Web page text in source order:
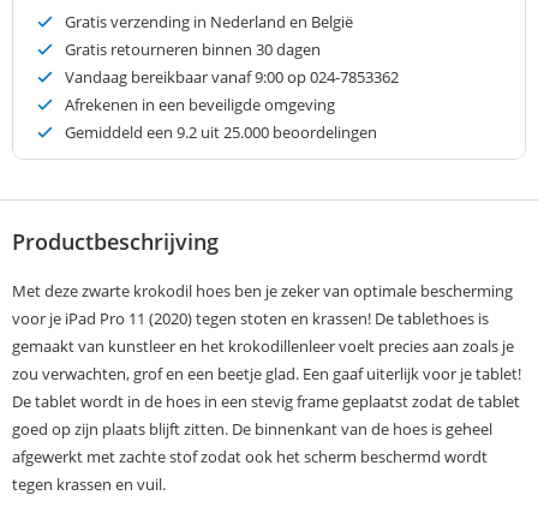
Gratis verzending in Nederland en België
Gratis retourneren binnen 30 dagen
Vandaag bereikbaar vanaf 9:00 op 024-7853362
Afrekenen in een beveiligde omgeving
Gemiddeld een 9.2 uit 25.000 beoordelingen
Productbeschrijving
Met deze zwarte krokodil hoes ben je zeker van optimale bescherming
voor je iPad Pro 11 (2020) tegen stoten en krassen! De tablethoes is
gemaakt van kunstleer en het krokodillenleer voelt precies aan zoals je
zou verwachten, grof en een beetje glad. Een gaaf uiterlijk voor je tablet!
De tablet wordt in de hoes in een stevig frame geplaatst zodat de tablet
goed op zijn plaats blijft zitten. De binnenkant van de hoes is geheel
afgewerkt met zachte stof zodat ook het scherm beschermd wordt
tegen krassen en vuil.